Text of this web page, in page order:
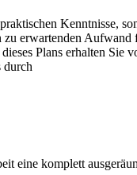
Kenntnisse,
erwartenden
Plans erhalten Sie
durch
eine komplett